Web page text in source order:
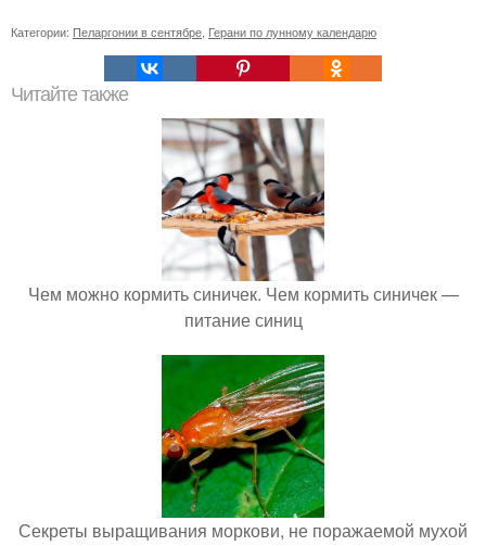
Категории: Пеларгонии в сентябре Герани по лунному календарю
Читайте также
Чем можно кормить синичек. Чем кормить синичек —
питание синиц
Секреты выращивания моркови, не поражаемой мухой